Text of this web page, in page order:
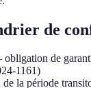
de
de
1161)
la période